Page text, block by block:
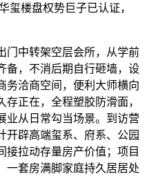
玺楼盘权势巨子已认证，
中转架空层会所，从学前
备，不消后期自行砸墙，设
务洽商空间，便利大师横向
正在，全程塑胶防滑面，
业从日常勾当场景。到访营
开辟高端玺系、府系、公园
接拉动存量房产价值；项目
一套房满脚家庭持久居居处